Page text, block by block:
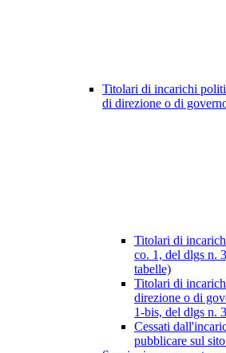
Titolari di incarichi
di direzione o di
Titolari di
co. 1, del dlgs n.
tabelle)
Titolari di
direzione o di
1-bis, del dlgs n.
Cessati
pubblicare sul